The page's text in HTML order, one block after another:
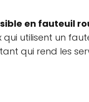
en fauteuil
utilisent un
qui rend les